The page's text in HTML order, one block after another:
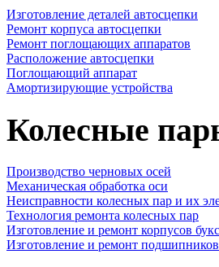
Изготовление деталей автосцепки
Ремонт корпуса автосцепки
Ремонт поглощающих аппаратов
Расположение автосцепки
Поглощающий аппарат
Амортизирующие устройства
Колесные
Производство черновых осей
Механическая обработка оси
Неисправности колесных пар и их
Технология ремонта колесных пар
Изготовление и ремонт корпусов букс
Изготовление и ремонт